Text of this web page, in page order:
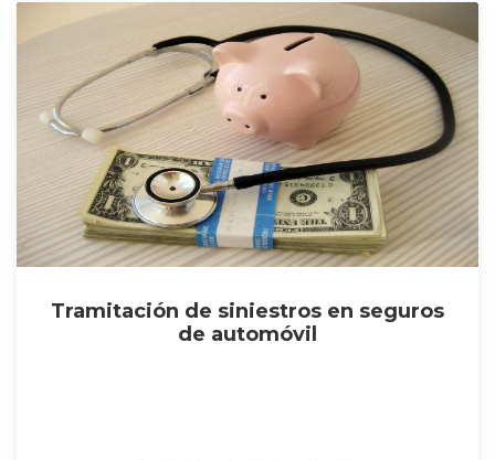
Tramitación de siniestros en seguros
de automóvil